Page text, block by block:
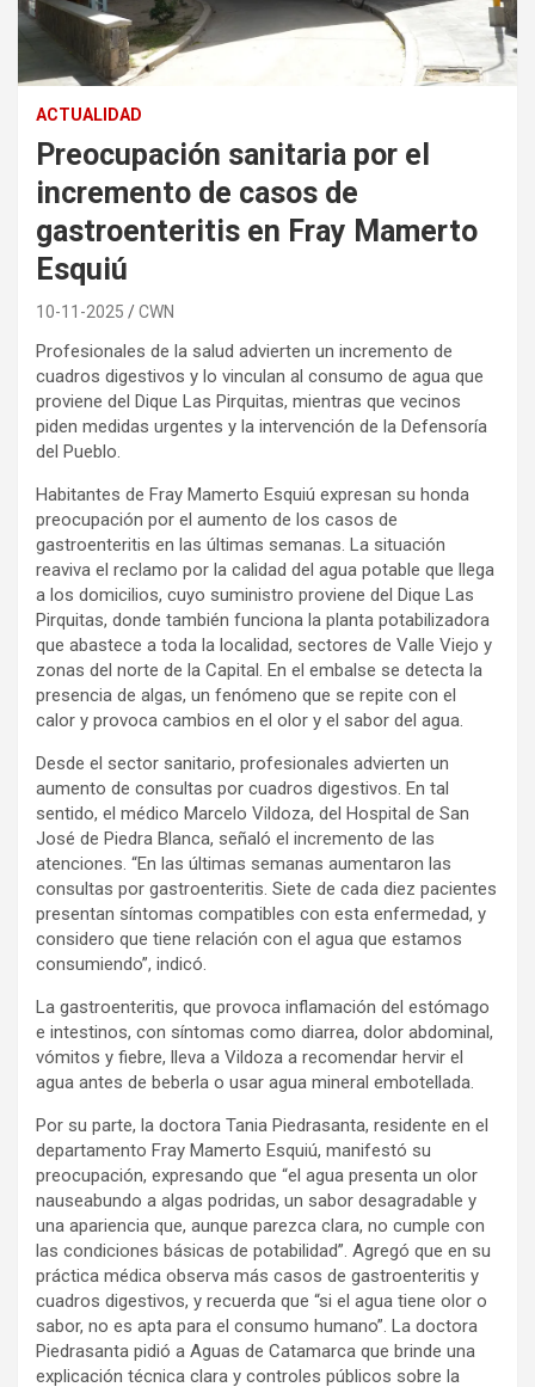
ACTUALIDAD
Preocupación sanitaria por el
incremento de casos de
gastroenteritis en Fray Mamerto
Esquiú
10-11-2025 CWN
Profesionales de la salud advierten un incremento de
cuadros digestivos y lo vinculan al consumo de agua que
proviene del Dique Las Pirquitas, mientras que vecinos
piden medidas urgentes y la intervención de la Defensoría
del Pueblo.
Habitantes de Fray Mamerto Esquiú expresan su honda
preocupación por el aumento de los casos de
gastroenteritis en las últimas semanas. La situación
reaviva el reclamo por la calidad del agua potable que llega
a los domicilios, cuyo suministro proviene del Dique Las
Pirquitas, donde también funciona la planta potabilizadora
que abastece a toda la localidad, sectores de Valle Viejo y
zonas del norte de la Capital. En el embalse se detecta la
presencia de algas, un fenómeno que se repite con el
calor y provoca cambios en el olor y el sabor del agua.
Desde el sector sanitario, profesionales advierten un
aumento de consultas por cuadros digestivos. En tal
sentido, el médico Marcelo Vildoza, del Hospital de San
José de Piedra Blanca, señaló el incremento de las
atenciones. “En las últimas semanas aumentaron las
consultas por gastroenteritis. Siete de cada diez pacientes
presentan síntomas compatibles con esta enfermedad, y
considero que tiene relación con el agua que estamos
consumiendo”, indicó.
La gastroenteritis, que provoca inflamación del estómago
e intestinos, con síntomas como diarrea, dolor abdominal,
vómitos y fiebre, lleva a Vildoza a recomendar hervir el
agua antes de beberla o usar agua mineral embotellada.
Por su parte, la doctora Tania Piedrasanta, residente en el
departamento Fray Mamerto Esquiú, manifestó su
preocupación, expresando que “el agua presenta un olor
nauseabundo a algas podridas, un sabor desagradable y
una apariencia que, aunque parezca clara, no cumple con
las condiciones básicas de potabilidad”. Agregó que en su
práctica médica observa más casos de gastroenteritis y
cuadros digestivos, y recuerda que “si el agua tiene olor o
sabor, no es apta para el consumo humano”. La doctora
Piedrasanta pidió a Aguas de Catamarca que brinde una
explicación técnica clara y controles públicos sobre la